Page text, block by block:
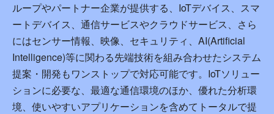
ループやパートナー企業が提供する、IoTデバイス、スマ
ートデバイス、通信サービスやクラウドサービス、さら
にはセンサー情報、映像、セキュリティ、AI(Artificial
Intelligence)等に関わる先端技術を組み合わせたシステム
提案・開発もワンストップで対応可能です。IoTソリュー
ションに必要な、最適な通信環境のほか、優れた分析環
境、使いやすいアプリケーションを含めてトータルで提